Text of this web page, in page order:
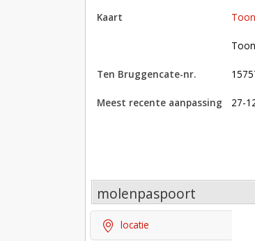
kaart
Toon op Google Maps met
Ten Bruggencate-nr.
Meest recente aanpassing 27-
molenpaspoort
locatie